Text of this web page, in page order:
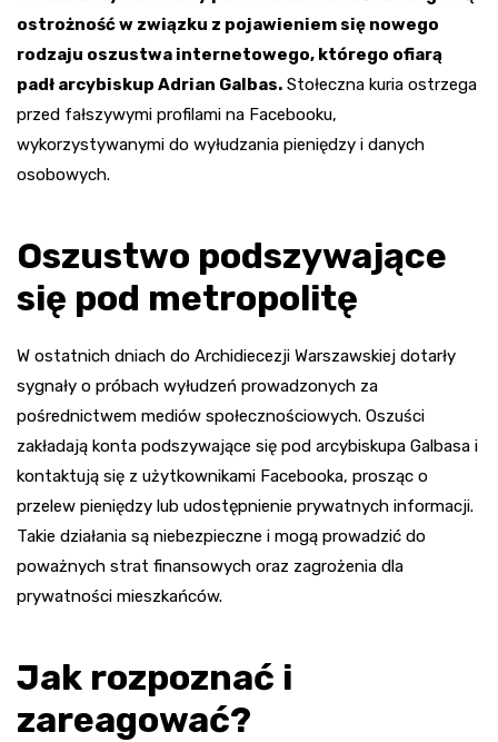
ostrożność w związku z pojawieniem się nowego
rodzaju oszustwa internetowego, którego ofiarą
padł arcybiskup Adrian Galbas. Stołeczna kuria ostrzega
przed fałszywymi profilami na Facebooku,
wykorzystywanymi do wyłudzania pieniędzy i danych
osobowych.
Oszustwo podszywające
się pod metropolitę
W ostatnich dniach do Archidiecezji Warszawskiej dotarły
sygnały o próbach wyłudzeń prowadzonych za
pośrednictwem mediów społecznościowych. Oszuści
zakładają konta podszywające się pod arcybiskupa Galbasa i
kontaktują się z użytkownikami Facebooka, prosząc o
przelew pieniędzy lub udostępnienie prywatnych informacji.
Takie działania są niebezpieczne i mogą prowadzić do
poważnych strat finansowych oraz zagrożenia dla
prywatności mieszkańców.
Jak rozpoznać i
zareagować?